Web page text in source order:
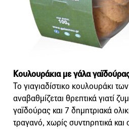
Κουλουράκια με γάλα
Το γιαγιαδίστικο κουλουράκι
αναβαθμίζεται θρεπτικά γιατί
γαϊδούρας και 7 δημητριακά
τραγανό, χωρίς συντηρητικά και